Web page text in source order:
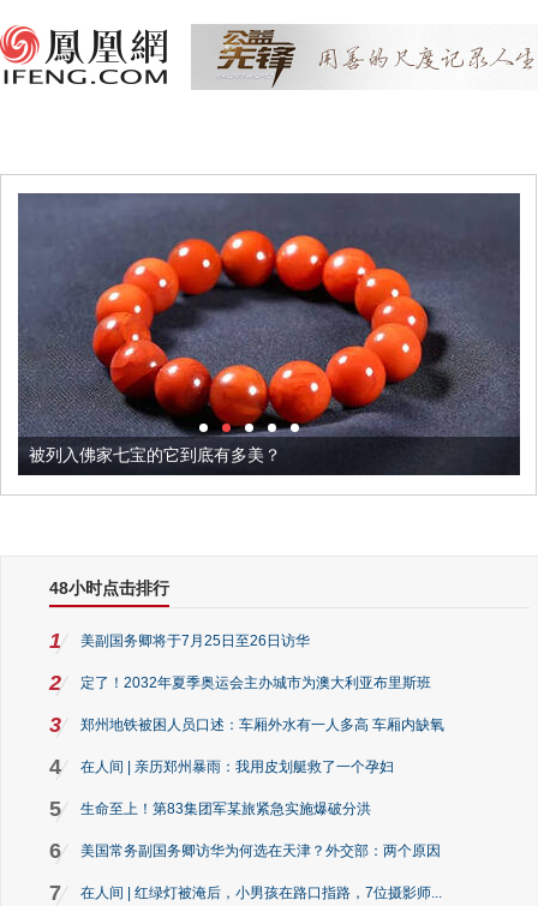
被列入佛家七宝的它到底有多美？
48小时点击排行
1 美副国务卿将于7月25日至26日访华
2 定了！2032年夏季奥运会主办城市为澳大利亚布里斯班
3 郑州地铁被困人员口述：车厢外水有一人多高 车厢内缺氧
4 在人间 | 亲历郑州暴雨：我用皮划艇救了一个孕妇
5 生命至上！第83集团军某旅紧急实施爆破分洪
6 美国常务副国务卿访华为何选在天津？外交部：两个原因
7 在人间 | 红绿灯被淹后，小男孩在路口指路，7位摄影师...